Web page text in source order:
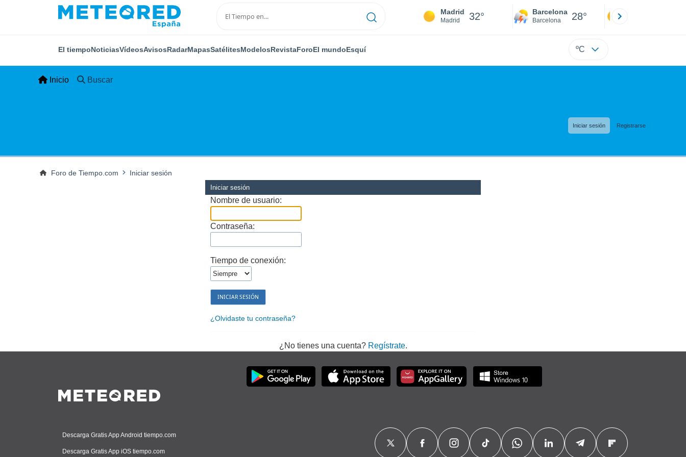
Madrid
Madrid 32° Barcelona
Barcelona 28°
El tiempoNoticiasVídeosAvisosRadarMapasSatélitesModelosRevistaForoEl mundoEsquí ºC
Inicio Buscar
Iniciar sesión Registrarse
Foro de Tiempo.com Iniciar sesión
Iniciar sesión
Nombre de usuario:
Contraseña:
Tiempo de conexión:
¿Olvidaste tu contraseña?
¿No tienes una cuenta? Regístrate.
Descarga Gratis App Android tiempo.com
Descarga Gratis App iOS tiempo.com